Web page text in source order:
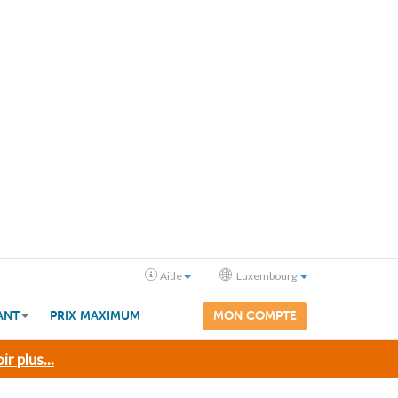
Aide Luxembourg
PRIX MAXIMUM MON COMPTE
plus...